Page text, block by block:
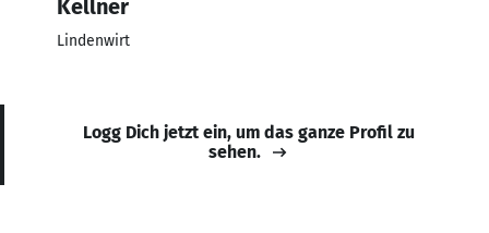
Kellner
Lindenwirt
Logg Dich jetzt ein, um das ganze Profil zu
sehen.